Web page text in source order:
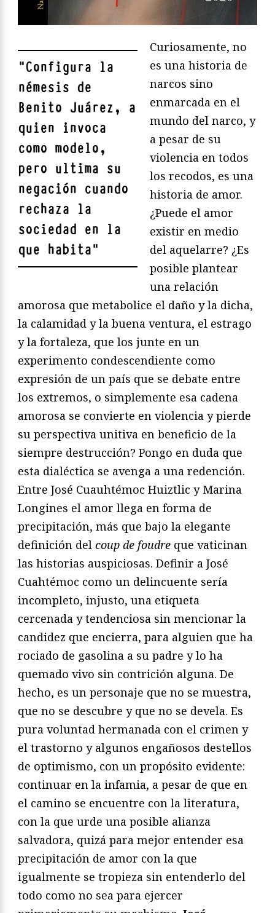
"Configura la
némesis de
Benito Juárez, a
quien invoca
como modelo,
pero ultima su
negación cuando
rechaza la
sociedad en la
que habita"
Curiosamente, no
es una historia de
narcos sino
enmarcada en el
mundo del narco, y
a pesar de su
violencia en todos
los recodos, es una
historia de amor.
¿Puede el amor
existir en medio
del aquelarre? ¿Es
posible plantear
una relación
amorosa que metabolice el daño y la dicha,
la calamidad y la buena ventura, el estrago
y la fortaleza, que los junte en un
experimento condescendiente como
expresión de un país que se debate entre
los extremos, o simplemente esa cadena
amorosa se convierte en violencia y pierde
su perspectiva unitiva en beneficio de la
siempre destrucción? Pongo en duda que
esta dialéctica se avenga a una redención.
Entre José Cuauhtémoc Huiztlic y Marina
Longines el amor llega en forma de
precipitación, más que bajo la elegante
definición del coup de foudre que vaticinan
las historias auspiciosas. Definir a José
Cuahtémoc como un delincuente sería
incompleto, injusto, una etiqueta
cercenada y tendenciosa sin mencionar la
candidez que encierra, para alguien que ha
rociado de gasolina a su padre y lo ha
quemado vivo sin contrición alguna. De
hecho, es un personaje que no se muestra,
que no se descubre y que no se devela. Es
pura voluntad hermanada con el crimen y
el trastorno y algunos engañosos destellos
de optimismo, con un propósito evidente:
continuar en la infamia, a pesar de que en
el camino se encuentre con la literatura,
con la que urde una posible alianza
salvadora, quizá para mejor entender esa
precipitación de amor con la que
igualmente se tropieza sin entenderlo del
todo como no sea para ejercer